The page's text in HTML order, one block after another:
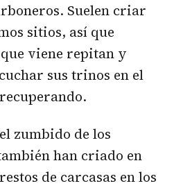
Suelen criar
sitios, así que
viene repitan y
sus trinos en el
zumbido de los
han criado en
de carcasas en los